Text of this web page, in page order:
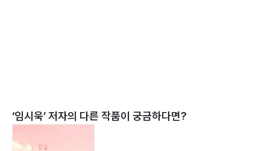
‘임시욱’ 저자의 다른 작품이 궁금하다면?